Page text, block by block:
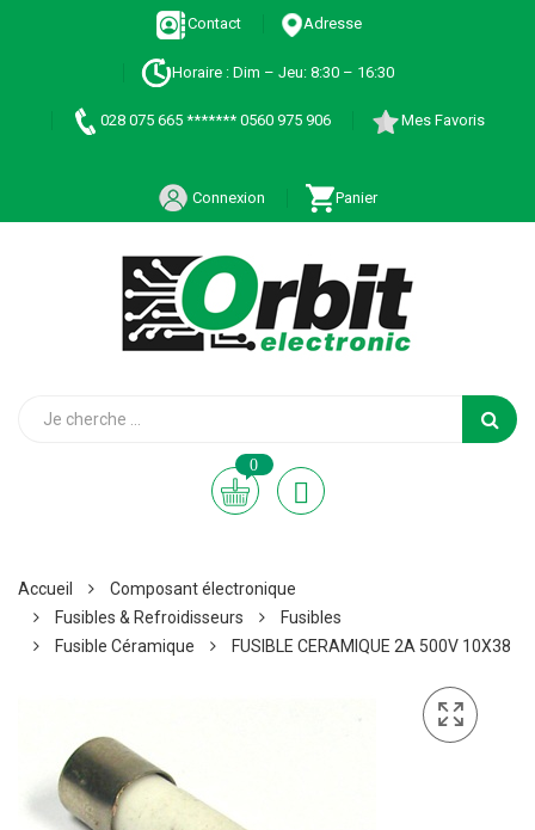
Contact Adresse
Horaire : Dim – Jeu: 8:30 – 16:30
028 075 665 ******* 0560 975 906 Mes Favoris
Connexion Panier
0
Accueil
Composant électronique
Fusibles & Refroidisseurs
Fusibles
Fusible Céramique
FUSIBLE CERAMIQUE 2A 500V 10X38